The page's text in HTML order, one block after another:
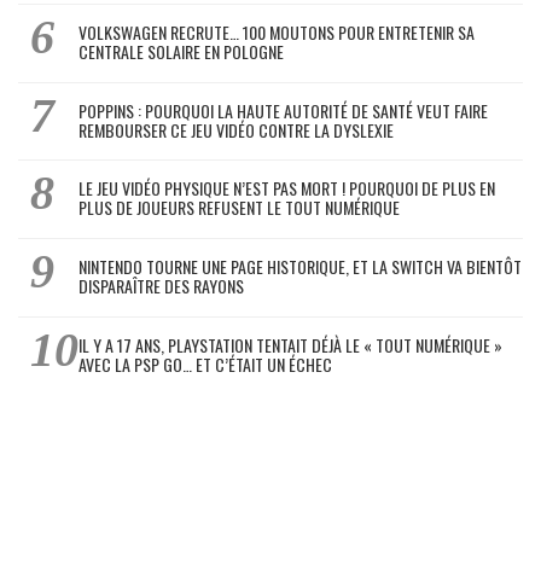
VOLKSWAGEN RECRUTE… 100 MOUTONS POUR ENTRETENIR SA
CENTRALE SOLAIRE EN POLOGNE
POPPINS : POURQUOI LA HAUTE AUTORITÉ DE SANTÉ VEUT FAIRE
REMBOURSER CE JEU VIDÉO CONTRE LA DYSLEXIE
LE JEU VIDÉO PHYSIQUE N’EST PAS MORT ! POURQUOI DE PLUS EN
PLUS DE JOUEURS REFUSENT LE TOUT NUMÉRIQUE
NINTENDO TOURNE UNE PAGE HISTORIQUE, ET LA SWITCH VA BIENTÔT
DISPARAÎTRE DES RAYONS
IL Y A 17 ANS, PLAYSTATION TENTAIT DÉJÀ LE « TOUT NUMÉRIQUE »
AVEC LA PSP GO… ET C’ÉTAIT UN ÉCHEC